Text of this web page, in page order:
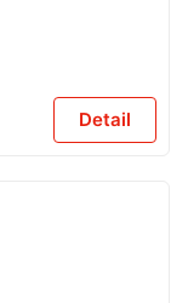
Detail